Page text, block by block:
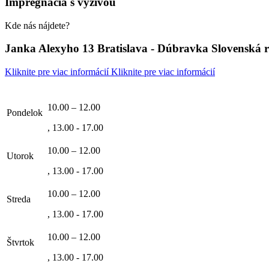
Kde nás nájdete?
Janka Alexyho 13 Bratislava - Dúbravka Slovenská
Kliknite pre viac informáciíKliknite pre viac informácií
Pondelok
10.00 – 12.00
, 13.00 - 17.00
Utorok
10.00 – 12.00
, 13.00 - 17.00
Streda
10.00 – 12.00
, 13.00 - 17.00
Štvrtok
10.00 – 12.00
, 13.00 - 17.00